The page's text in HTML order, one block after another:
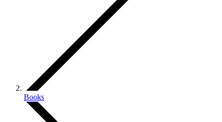
Books